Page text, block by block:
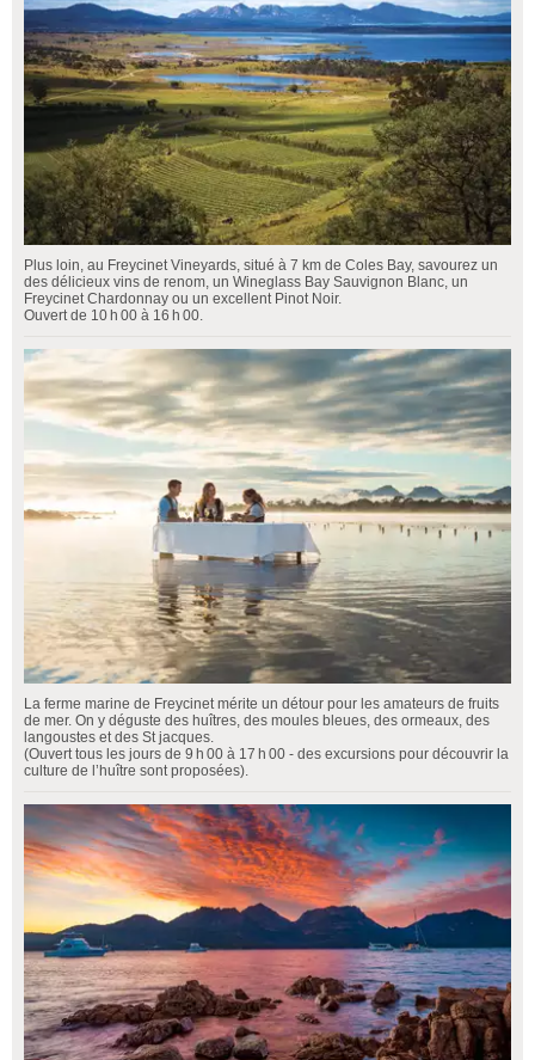
Plus loin, au Freycinet Vineyards, situé à 7 km de Coles Bay, savourez un
des délicieux vins de renom, un Wineglass Bay Sauvignon Blanc, un
Freycinet Chardonnay ou un excellent Pinot Noir.
Ouvert de 10 h 00 à 16 h 00.
La ferme marine de Freycinet mérite un détour pour les amateurs de fruits
de mer. On y déguste des huîtres, des moules bleues, des ormeaux, des
langoustes et des St jacques.
(Ouvert tous les jours de 9 h 00 à 17 h 00 - des excursions pour découvrir la
culture de l’huître sont proposées).